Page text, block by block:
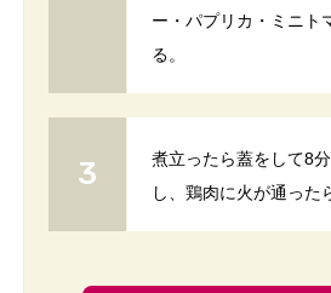
ー・パプリカ・ミニト
る。
煮立ったら蓋をして8
し、鶏肉に火が通った